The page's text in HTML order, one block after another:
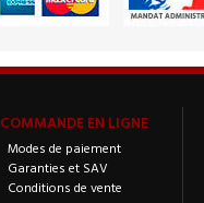
COMMANDE EN LIGNE
Modes de paiement
Garanties et SAV
Conditions de vente